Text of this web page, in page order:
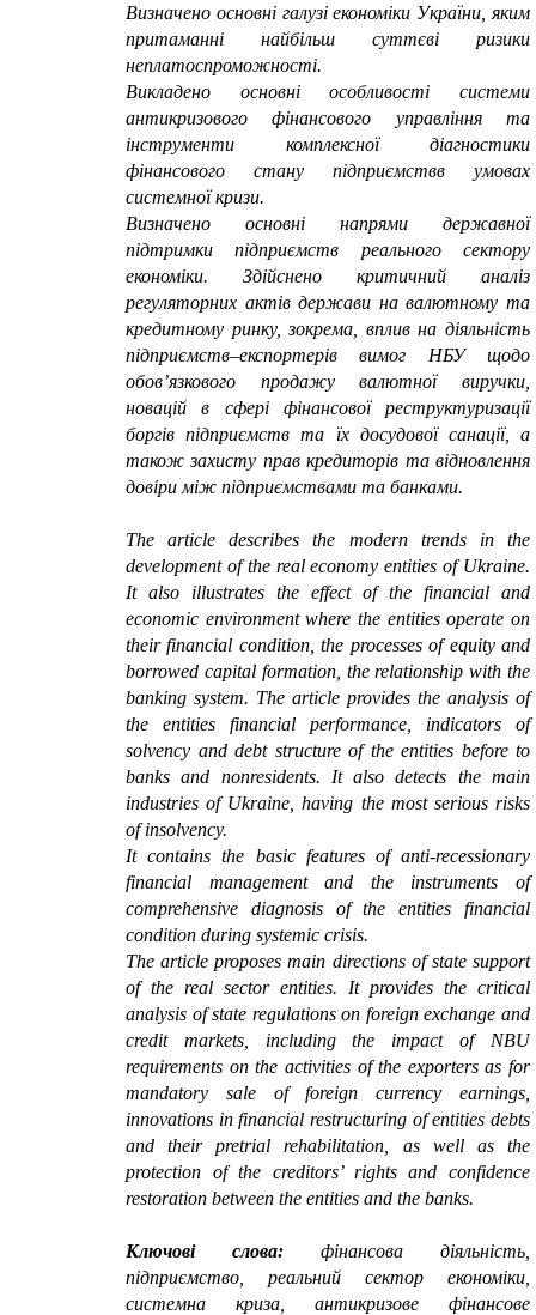
Визначено основні галузі економіки України, яким
притаманні найбільш суттєві ризики
неплатоспроможності.
Викладено основні особливості системи
антикризового фінансового управління та
інструменти комплексної діагностики
фінансового стану підприємствв умовах
системної кризи.
Визначено основні напрями державної
підтримки підприємств реального сектору
економіки. Здійснено критичний аналіз
регуляторних актів держави на валютному та
кредитному ринку, зокрема, вплив на діяльність
підприємств–експортерів вимог НБУ щодо
обов’язкового продажу валютної виручки,
новацій в сфері фінансової реструктуризації
боргів підприємств та їх досудової санації, а
також захисту прав кредиторів та відновлення
довіри між підприємствами та банками.
The article describes the modern trends in the
development of the real economy entities of Ukraine.
It also illustrates the effect of the financial and
economic environment where the entities operate on
their financial condition, the processes of equity and
borrowed capital formation, the relationship with the
banking system. The article provides the analysis of
the entities financial performance, indicators of
solvency and debt structure of the entities before to
banks and nonresidents. It also detects the main
industries of Ukraine, having the most serious risks
of insolvency.
It contains the basic features of anti-recessionary
financial management and the instruments of
comprehensive diagnosis of the entities financial
condition during systemic crisis.
The article proposes main directions of state support
of the real sector entities. It provides the critical
analysis of state regulations on foreign exchange and
credit markets, including the impact of NBU
requirements on the activities of the exporters as for
mandatory sale of foreign currency earnings,
innovations in financial restructuring of entities debts
and their pretrial rehabilitation, as well as the
protection of the creditors’ rights and confidence
restoration between the entities and the banks.
Ключові слова: фінансова діяльність,
підприємство, реальний сектор економіки,
системна криза, антикризове фінансове